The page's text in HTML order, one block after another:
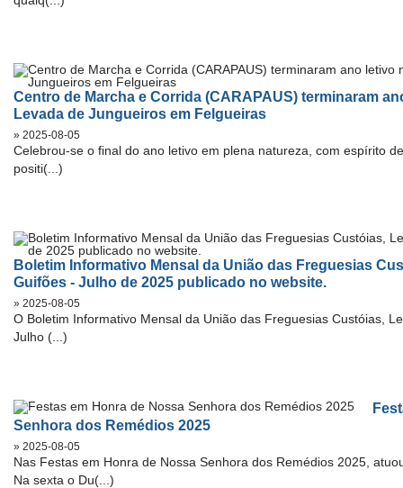
Centro de Marcha e Corrida (CARAPAUS) terminaram
Levada de Jungueiros em Felgueiras
» 2025-08-05
Celebrou-se o final do ano letivo em plena natureza, com espírito
positi(...)
Boletim Informativo Mensal da União das Freguesias
Guifões - Julho de 2025 publicado no website.
» 2025-08-05
O Boletim Informativo Mensal da União das Freguesias Custóias,
Julho (...)
Senhora dos Remédios 2025
» 2025-08-05
Nas Festas em Honra de Nossa Senhora dos Remédios 2025,
Na sexta o Du(...)